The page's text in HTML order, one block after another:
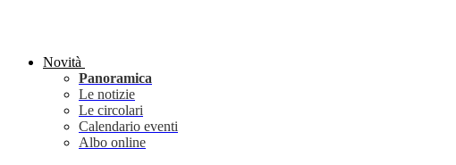
Novità
Panoramica
Le notizie
Le circolari
Calendario eventi
Albo online